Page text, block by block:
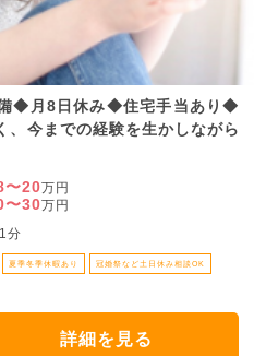
◆月8日休み◆住宅手当あり◆
、今までの経験を生かしながら
〜20万円
〜30万円
分
夏季冬季休暇あり 冠婚祭など土日休み相談OK
詳細を見る